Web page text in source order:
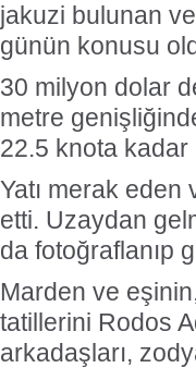
jakuzi bulunan
günün konusu
30 milyon dolar
metre
22.5 knota kadar
Yatı merak
etti. Uzaydan
da fotoğraflanıp
Marden ve
tatillerini Rodos
arkadaşları,